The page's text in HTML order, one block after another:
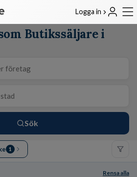
Logga in
Butikssäljare i
Sök
1
Rensa alla